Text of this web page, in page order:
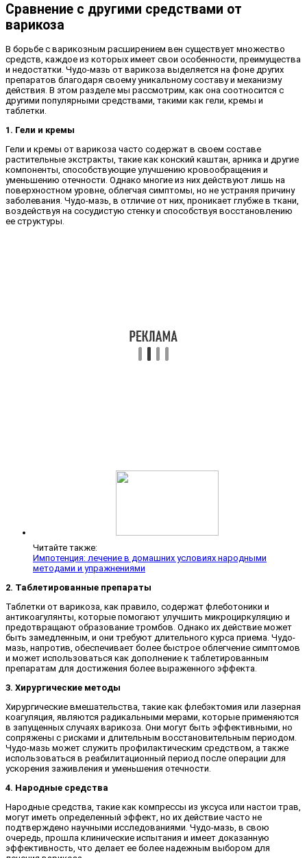
Сравнение с другими средствами от
варикоза
В борьбе с варикозным расширением вен существует множество
средств, каждое из которых имеет свои особенности, преимущества
и недостатки. Чудо-мазь от варикоза выделяется на фоне других
препаратов благодаря своему уникальному составу и механизму
действия. В этом разделе мы рассмотрим, как она соотносится с
другими популярными средствами, такими как гели, кремы и
таблетки.
1. Гели и кремы
Гели и кремы от варикоза часто содержат в своем составе
растительные экстракты, такие как конский каштан, арника и другие
компоненты, способствующие улучшению кровообращения и
уменьшению отечности. Однако многие из них действуют лишь на
поверхностном уровне, облегчая симптомы, но не устраняя причину
заболевания. Чудо-мазь, в отличие от них, проникает глубже в ткани,
воздействуя на сосудистую стенку и способствуя восстановлению
ее структуры.
Читайте также:
Импотенция: лечение в домашних условиях народными
методами и упражнениями
2. Таблетированные препараты
Таблетки от варикоза, как правило, содержат флеботоники и
антикоагулянты, которые помогают улучшить микроциркуляцию и
предотвращают образование тромбов. Однако их действие может
быть замедленным, и они требуют длительного курса приема. Чудо-
мазь, напротив, обеспечивает более быстрое облегчение симптомов
и может использоваться как дополнение к таблетированным
препаратам для достижения более выраженного эффекта.
3. Хирургические методы
Хирургические вмешательства, такие как флебэктомия или лазерная
коагуляция, являются радикальными мерами, которые применяются
в запущенных случаях варикоза. Они могут быть эффективными, но
сопряжены с рисками и длительным восстановительным периодом.
Чудо-мазь может служить профилактическим средством, а также
использоваться в реабилитационный период после операции для
ускорения заживления и уменьшения отечности.
4. Народные средства
Народные средства, такие как компрессы из уксуса или настои трав,
могут иметь определенный эффект, но их действие часто не
подтверждено научными исследованиями. Чудо-мазь, в свою
очередь, прошла клинические испытания и имеет доказанную
эффективность, что делает ее более надежным выбором для